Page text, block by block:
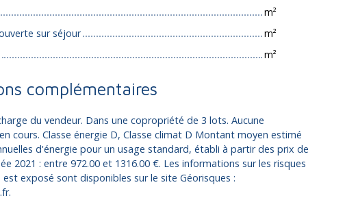
m²
sur séjour
m²
m²
complémentaires
du vendeur. Dans une copropriété de 3 lots. Aucune
cours. Classe énergie D, Classe climat D Montant moyen estimé
d'énergie pour un usage standard, établi à partir des prix de
2021 : entre 972.00 et 1316.00 €. Les informations sur les risques
est exposé sont disponibles sur le site Géorisques :